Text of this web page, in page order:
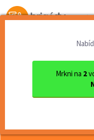
Od první
Mrkni na 2
Zahraničí
Pracovník do
Pracovník do